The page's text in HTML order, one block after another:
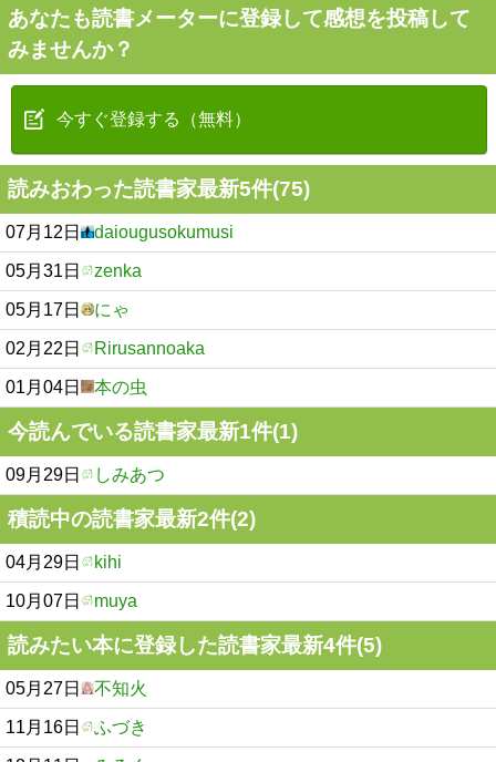
あなたも読書メーターに登録して感想を投稿して
みませんか？
今すぐ登録する（無料）
読みおわった読書家最新5件(75)
07月12日 daiougusokumusi
05月31日 zenka
05月17日 にゃ
02月22日 Rirusannoaka
01月04日 本の虫
今読んでいる読書家最新1件(1)
09月29日 しみあつ
積読中の読書家最新2件(2)
04月29日 kihi
10月07日 muya
読みたい本に登録した読書家最新4件(5)
05月27日 不知火
11月16日 ふづき